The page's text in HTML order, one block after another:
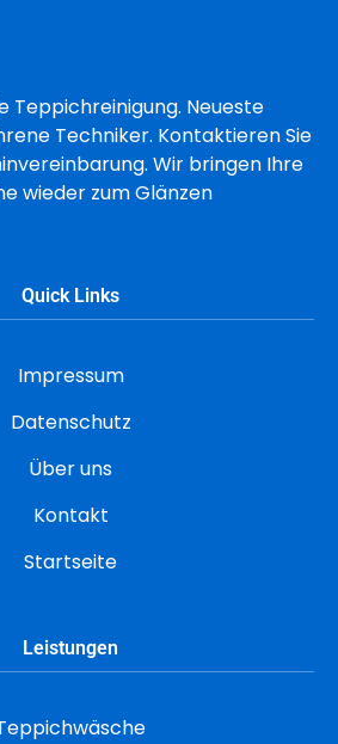
Teppichreinigung. Neueste
Techniker. Kontaktieren Sie
Wir bringen Ihre
wieder zum Glänzen
Quick Links
Impressum
Datenschutz
Über uns
Kontakt
Startseite
Leistungen